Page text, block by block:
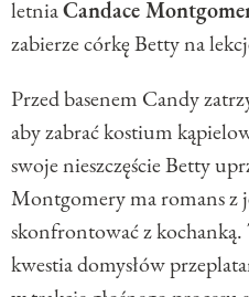
letniaCandace
zabierze córkę Betty na
Przed basenem Candy
aby zabrać kostium
swoje nieszczęście Betty
Montgomery ma romans z
skonfrontować z kochanką.
kwestia domysłów